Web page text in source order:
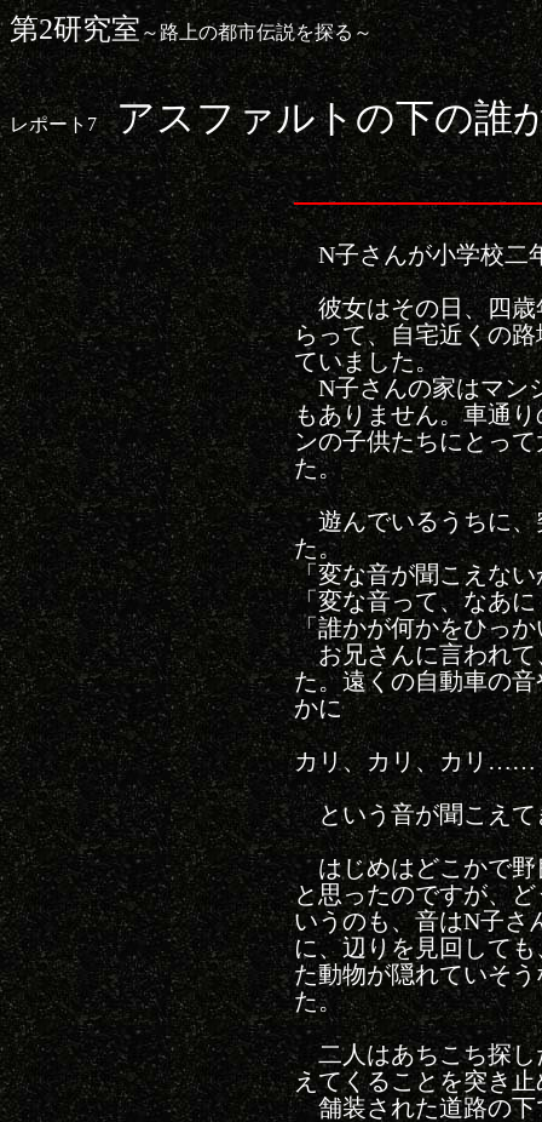
第2研究室 ～路上の都市伝説を探る～
レポート7アスファルトの下の誰
N子さんが小学校二
彼女はその日、四歳
らって、自宅近くの
ていました。
N子さんの家はマン
もありません。車通
ンの子供たちにとっ
た。
遊んでいるうちに、
た。
「変な音が聞こえない
「変な音って、なあに
「誰かが何かをひっ
お兄さんに言われて
た。遠くの自動車の
かに
カリ、カリ、カリ……
という音が聞こえて
はじめはどこかで野
と思ったのですが、
いうのも、音はN子さ
に、辺りを見回して
た動物が隠れていそ
た。
二人はあちこち探し
えてくることを突き
舗装された道路の下